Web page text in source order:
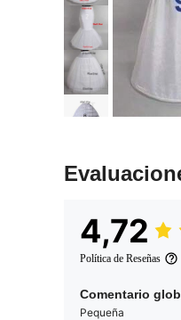
4,72
Política de Reseñas
Comentario
Pequeña